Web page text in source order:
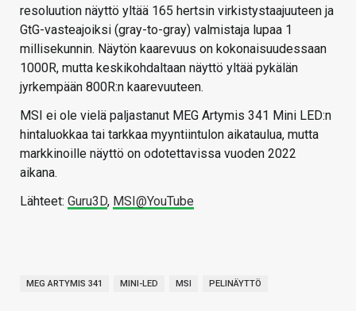
resoluution näyttö yltää 165 hertsin virkistystaajuuteen ja
GtG-vasteajoiksi (gray-to-gray) valmistaja lupaa 1
millisekunnin. Näytön kaarevuus on kokonaisuudessaan
1000R, mutta keskikohdaltaan näyttö yltää pykälän
jyrkempään 800R:n kaarevuuteen.
MSI ei ole vielä paljastanut MEG Artymis 341 Mini LED:n
hintaluokkaa tai tarkkaa myyntiintulon aikataulua, mutta
markkinoille näyttö on odotettavissa vuoden 2022
aikana.
Lähteet: Guru3D, MSI@YouTube
MEG ARTYMIS 341 MINI-LED MSI PELINÄYTTÖ